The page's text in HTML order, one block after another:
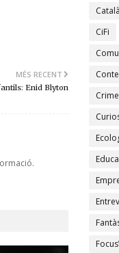
MÉS RECENT
Enid Blyton
Català
CiFi